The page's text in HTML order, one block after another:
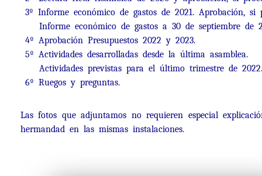
3º Informe económico de gastos de 2021. Aprobación, si
Informe económico de gastos a 30 de septiembre de
4º Aprobación Presupuestos 2022 y 2023.
5º Actividades desarrolladas desde la última asamblea.
Actividades previstas para el último trimestre de 2022.
6º Ruegos y preguntas.
Las fotos que adjuntamos no requieren especial
hermandad en las mismas instalaciones.